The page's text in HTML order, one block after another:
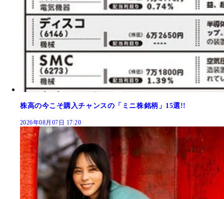
株高の今こそ購入チャンスの「ミニ株銘柄」15選!!
2026年08月07日 17:20